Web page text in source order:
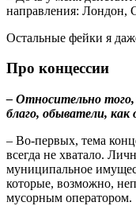
направления: Лондон,
Остальные фейки я
Про концессии
– Относительно того,
благо, обыватели,
– Во-первых, тема
всегда не хватало.
муниципальное
которые, возможно,
мусорным оператором.